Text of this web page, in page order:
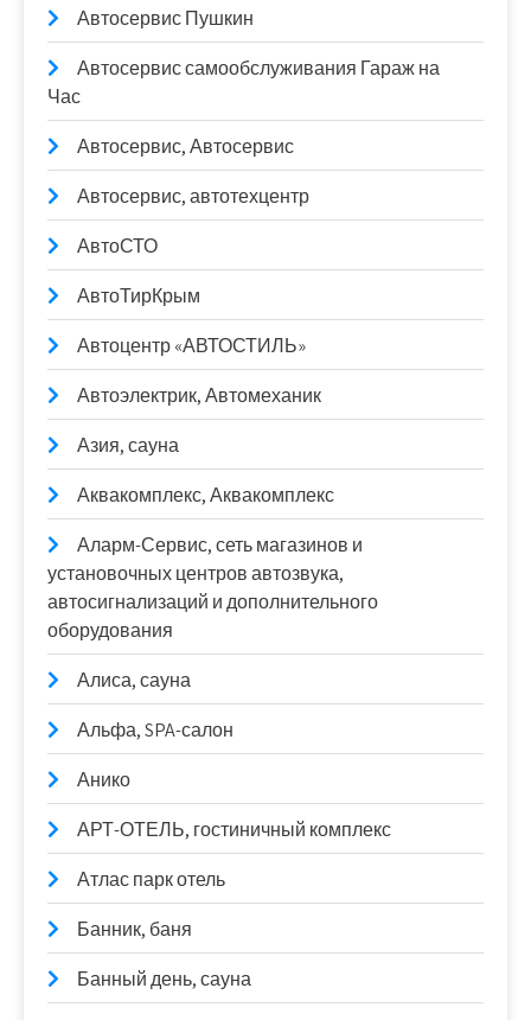
Автосервис Пушкин
Автосервис самообслуживания Гараж на
Час
Автосервис, Автосервис
Автосервис, автотехцентр
АвтоСТО
АвтоТирКрым
Автоцентр «АВТОСТИЛЬ»
Автоэлектрик, Автомеханик
Азия, сауна
Аквакомплекс, Аквакомплекс
Аларм-Сервис, сеть магазинов и
установочных центров автозвука,
автосигнализаций и дополнительного
оборудования
Алиса, сауна
Альфа, SPA-салон
Анико
АРТ-ОТЕЛЬ, гостиничный комплекс
Атлас парк отель
Банник, баня
Банный день, сауна